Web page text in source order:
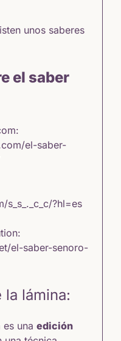
unos saberes
el saber
el-saber-
?hl=es
el-saber-senoro-
lámina:
una edición